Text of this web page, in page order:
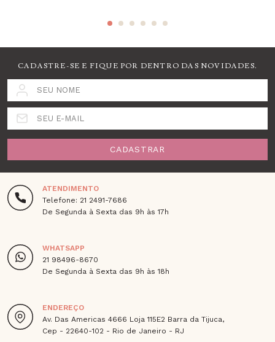
CADASTRE-SE E FIQUE POR DENTRO DAS NOVIDADES.
SEU NOME
SEU E-MAIL
CADASTRAR
ATENDIMENTO
Telefone: 21 2491-7686
De Segunda à Sexta das 9h às 17h
WHATSAPP
21 98496-8670
De Segunda à Sexta das 9h às 18h
ENDEREÇO
Av. Das Americas 4666 Loja 115E2 Barra da Tijuca,
Cep - 22640-102 - Rio de Janeiro - RJ